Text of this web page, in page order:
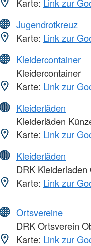
Karte: Link zur
Jugendrotkreuz
Karte: Link zur
Kleidercontainer
Kleidercontainer
Karte: Link zur
Kleiderläden
Kleiderläden
Karte: Link zur
Kleiderläden
DRK Kleiderladen
Karte: Link zur
Ortsvereine
DRK Ortsverein
Karte: Link zur